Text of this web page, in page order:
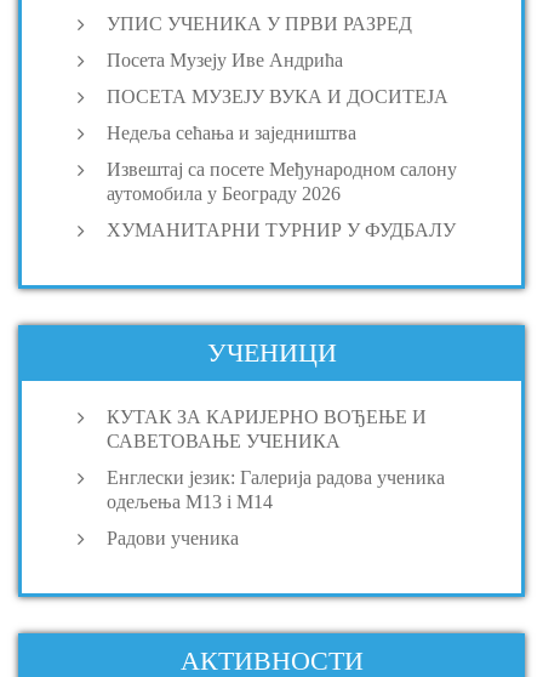
УПИС УЧЕНИКА У ПРВИ РАЗРЕД
Посета Музеју Иве Андрића
ПОСЕТА МУЗЕЈУ ВУКА И ДОСИТЕЈА
Недеља сећања и заједништва
Извештај са посете Међународном салону
аутомобила у Београду 2026
ХУМАНИТАРНИ ТУРНИР У ФУДБАЛУ
УЧЕНИЦИ
КУТАК ЗА КАРИЈЕРНО ВОЂЕЊЕ И
САВЕТОВАЊЕ УЧЕНИКА
Енглески језик: Галерија радова ученика
одељења M13 i M14
Радови ученика
АКТИВНОСТИ